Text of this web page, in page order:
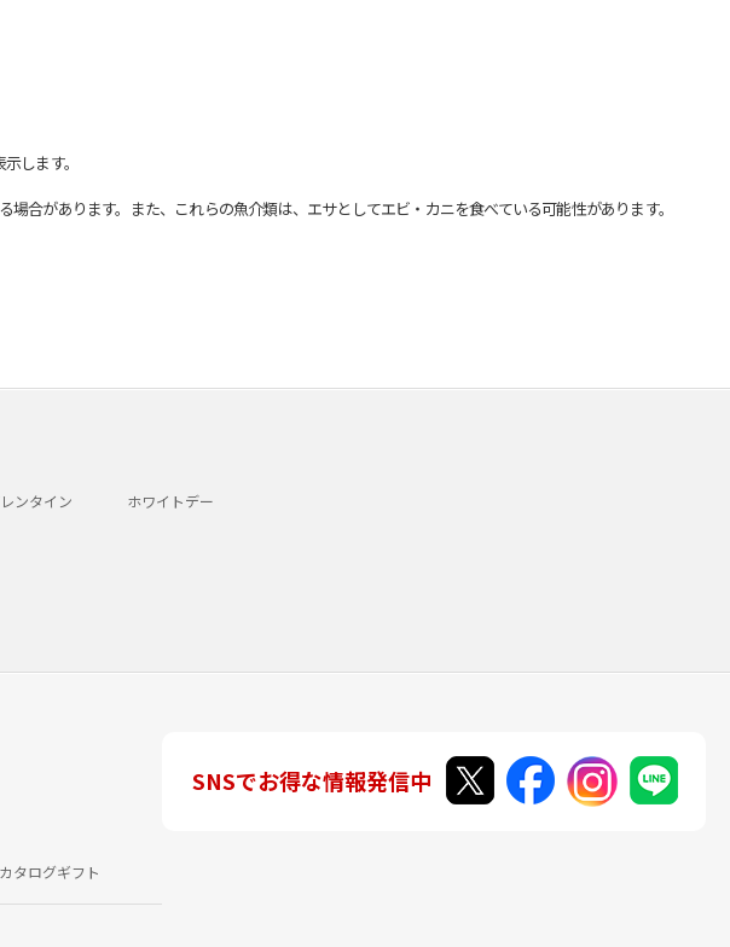
します。
があります。また、これらの魚介類は、エサとしてエビ・カニを食べている可能性があります。
ンタイン ホワイトデー
タログギフト
SNSでお得な情報発信中